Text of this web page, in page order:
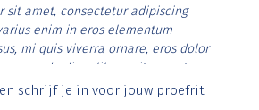
sit amet, consectetur adipiscing
enim in eros elementum
mi quis viverra ornare, eros dolor
diam libero vitae erat.
et justo cursus id rutrum lorem
schrijf je in voor jouw proefrit